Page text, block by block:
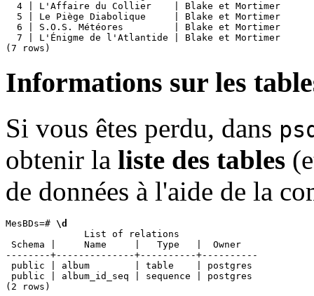
  4 | L'Affaire du Collier    | Blake et Mortimer
  5 | Le Piège Diabolique     | Blake et Mortimer
  6 | S.O.S. Météores         | Blake et Mortimer
  7 | L'Énigme de l'Atlantide | Blake et Mortimer
Informations sur les
Si vous êtes perdu, dans
obtenir la liste des tables
de données à l'aide de la
MesBDs=# \d
              List of relations
Schema |     Name     |   Type   |  Owner
--------+--------------+----------+----------
public | album        | table    | postgres
public | album_id_seq | sequence | postgres